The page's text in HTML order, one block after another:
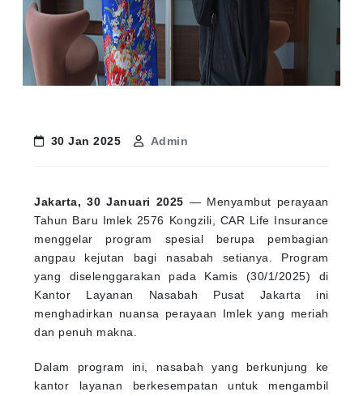
30 Jan 2025 Admin
Jakarta, 30 Januari 2025 — Menyambut perayaan
Tahun Baru Imlek 2576 Kongzili, CAR Life Insurance
menggelar program spesial berupa pembagian
angpau kejutan bagi nasabah setianya. Program
yang diselenggarakan pada Kamis (30/1/2025) di
Kantor Layanan Nasabah Pusat Jakarta ini
menghadirkan nuansa perayaan Imlek yang meriah
dan penuh makna.
Dalam program ini, nasabah yang berkunjung ke
kantor layanan berkesempatan untuk mengambil